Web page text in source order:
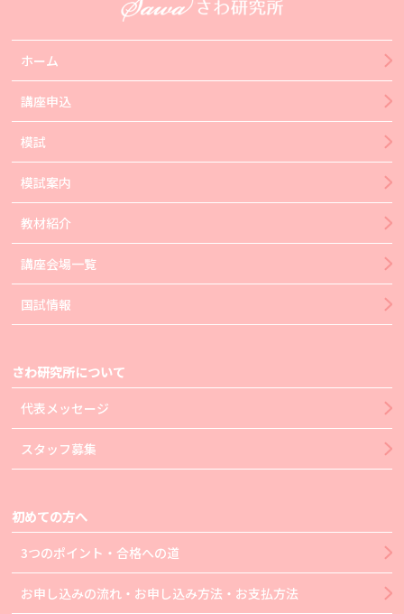
ホーム
講座申込
模試
模試案内
教材紹介
講座会場一覧
国試情報
さわ研究所について
代表メッセージ
スタッフ募集
初めての方へ
3つのポイント・合格への道
お申し込みの流れ・お申し込み方法・お支払方法